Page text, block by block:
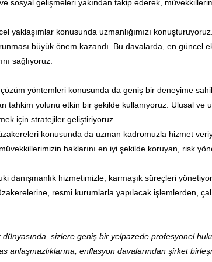
sosyal gelişmeleri yakından takip ederek,
yaklaşımlar konusunda uzmanlığımızı
büyük önem kazandı. Bu davalarda, en güncel
sağlıyoruz.
yöntemleri konusunda da geniş bir deneyime
tahkim yolunu etkin bir şekilde kullanıyoruz. Ulusal ve
için stratejiler geliştiriyoruz.
konusunda da uzman kadromuzla hizmet
haklarını en iyi şekilde koruyan, risk
danışmanlık hizmetimizle, karmaşık süreçleri
resmi kurumlarla yapılacak işlemlerden,
sizlere geniş bir yelpazede profesyonel
anlaşmazlıklarına, enflasyon davalarından şirket